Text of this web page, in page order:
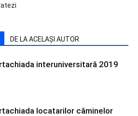
DE LA ACELAȘI AUTOR
interuniversitară 2019
locatarilor căminelor